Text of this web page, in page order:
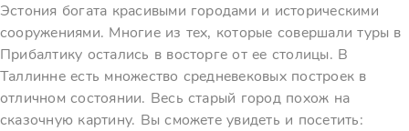
Эстония богата красивыми городами и историческими
сооружениями. Многие из тех, которые совершали туры в
Прибалтику остались в восторге от ее столицы. В
Таллинне есть множество средневековых построек в
отличном состоянии. Весь старый город похож на
сказочную картину. Вы сможете увидеть и посетить: